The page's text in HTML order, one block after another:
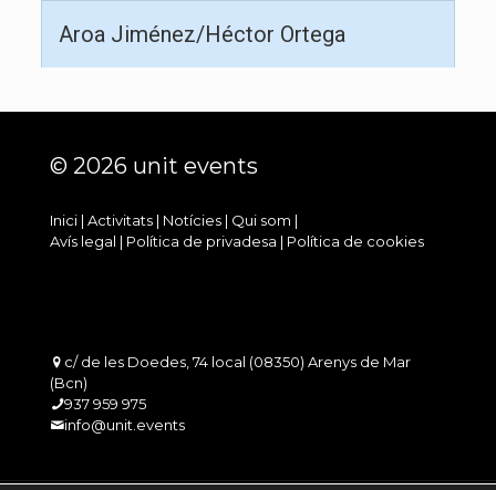
Aroa Jiménez/Héctor Ortega
© 2026 unit events
Inici | Activitats | Notícies | Qui som |
Avís legal | Política de privadesa | Política de cookies
c/ de les Doedes, 74 local (08350) Arenys de Mar
(Bcn)
937 959 975
info@unit.events